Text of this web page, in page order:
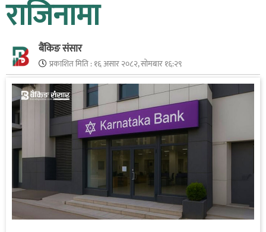
राजिनामा
बैंकिङ संसार
प्रकाशित मिति :१६ असार २०८२, सोमबार १६:२९